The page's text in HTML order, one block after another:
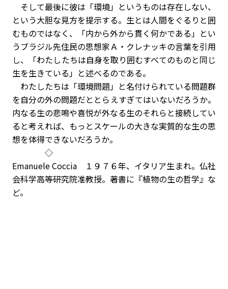
そして最後に彼は「環境」というものは存在しない、
という大胆な見方を提示する。生とは人間をぐるりと囲
むものではなく、「内から外から貫く何かである」とい
うブラジル先住民の思想家Ａ・クレナッキの言葉を引用
し、「わたしたちは自身を取り囲むすべてのものと同じ
生を生きている」と述べるのである。
わたしたちは「環境問題」と名付けられている問題群
を自分の外の問題だととらえすぎてはいないだろうか。
内なる生の悲鳴や喜悦が外なる生のそれらと接続してい
ると考えれば、もっとスケールの大きな実質的な生の思
想を体得できないだろうか。
◇
Emanuele Coccia １９７６年、イタリア生まれ。仏社
会科学高等研究院准教授。著書に『植物の生の哲学』な
ど。